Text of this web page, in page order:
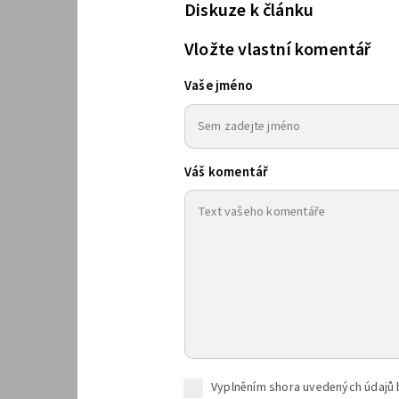
Diskuze k článku
Vložte vlastní komentář
Vaše jméno
Váš komentář